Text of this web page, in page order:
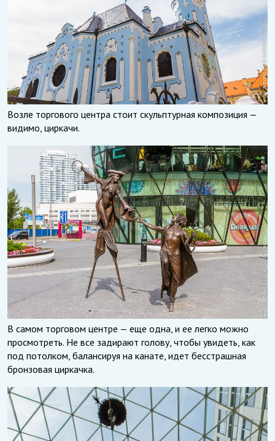
Возле торгового центра стоит скульптурная композиция —
видимо, циркачи.
В самом торговом центре — еще одна, и ее легко можно
просмотреть. Не все задирают голову, чтобы увидеть, как
под потолком, балансируя на канате, идет бесстрашная
бронзовая циркачка.